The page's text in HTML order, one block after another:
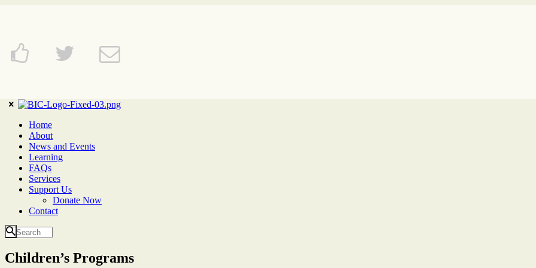
Home
About
News and Events
Learning
FAQs
Services
Support Us
Donate Now
Contact
Children’s Programs